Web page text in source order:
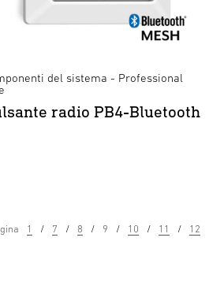
del sistema - Professional
radio PB4-Bluetooth
1 7 8 9 10 11 12